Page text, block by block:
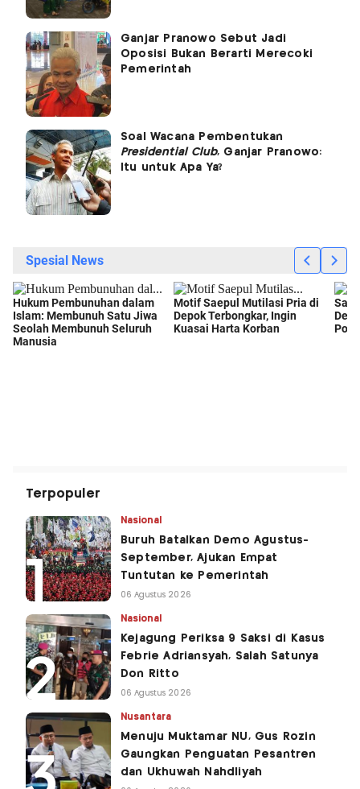
Ganjar Pranowo Sebut Jadi
Oposisi Bukan Berarti Merecoki
Pemerintah
Soal Wacana Pembentukan
Presidential Club, Ganjar Pranowo:
Itu untuk Apa Ya?
Terpopuler
Nasional
Buruh Batalkan Demo Agustus-
September, Ajukan Empat
Tuntutan ke Pemerintah
06 Agustus 2026
Nasional
Kejagung Periksa 9 Saksi di Kasus
Febrie Adriansyah, Salah Satunya
Don Ritto
06 Agustus 2026
Nusantara
Menuju Muktamar NU, Gus Rozin
Gaungkan Penguatan Pesantren
dan Ukhuwah Nahdliyah